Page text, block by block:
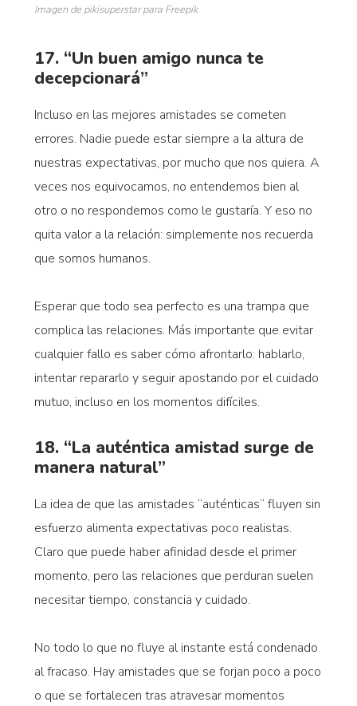
Imagen de pikisuperstar para Freepik
17. “Un buen amigo nunca te
decepcionará”
Incluso en las mejores amistades se cometen
errores. Nadie puede estar siempre a la altura de
nuestras expectativas, por mucho que nos quiera. A
veces nos equivocamos, no entendemos bien al
otro o no respondemos como le gustaría. Y eso no
quita valor a la relación: simplemente nos recuerda
que somos humanos.
Esperar que todo sea perfecto es una trampa que
complica las relaciones. Más importante que evitar
cualquier fallo es saber cómo afrontarlo: hablarlo,
intentar repararlo y seguir apostando por el cuidado
mutuo, incluso en los momentos difíciles.
18. “La auténtica amistad surge de
manera natural”
La idea de que las amistades “auténticas” fluyen sin
esfuerzo alimenta expectativas poco realistas.
Claro que puede haber afinidad desde el primer
momento, pero las relaciones que perduran suelen
necesitar tiempo, constancia y cuidado.
No todo lo que no fluye al instante está condenado
al fracaso. Hay amistades que se forjan poco a poco
o que se fortalecen tras atravesar momentos